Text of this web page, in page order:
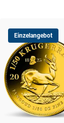
Einzelangebot